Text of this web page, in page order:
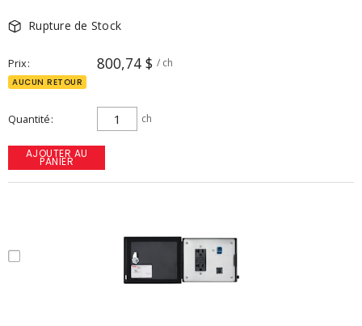
Rupture de Stock
Prix 800,74 $ / ch
AUCUN RETOUR
Quantité ch
AJOUTER AU
PANIER